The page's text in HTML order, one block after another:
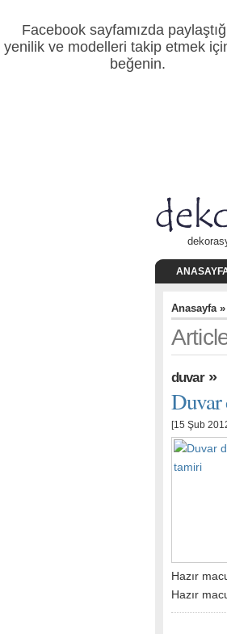
Facebook sayfamızda
yenilik ve modelleri takip etmek
beğenin.
Anasayfa»
duvar»
[15 Şub
Hazır
Hazır